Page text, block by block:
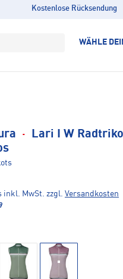
Kostenlose Rücksendung
WÄHLE
·
Lari I W
inkl. MwSt. zzgl. Versandkosten